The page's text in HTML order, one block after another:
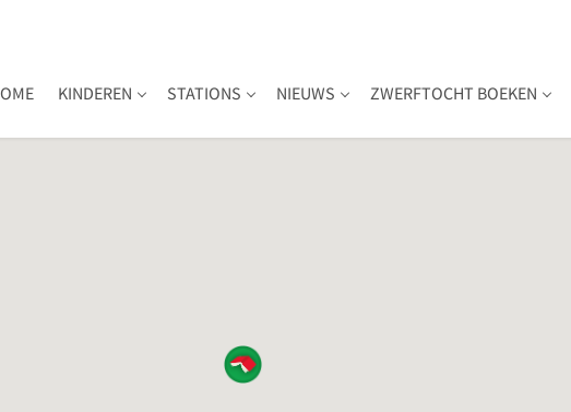
KINDEREN STATIONS NIEUWS ZWERFTOCHT BOEKEN